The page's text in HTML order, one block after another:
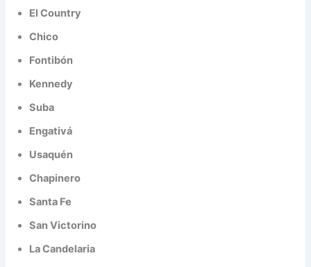
El Country
Chico
Fontibón
Kennedy
Suba
Engativá
Usaquén
Chapinero
Santa Fe
San Victorino
La Candelaria